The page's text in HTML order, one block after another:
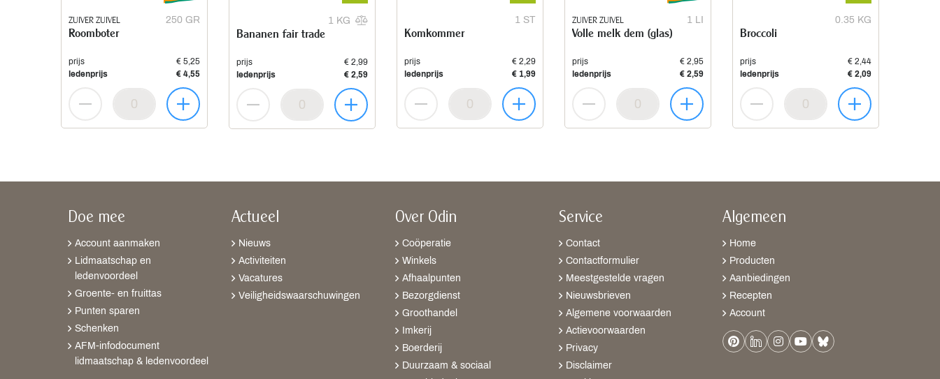
ZUIVER ZUIVEL 250 GR
Roomboter
prijs
€ 5,25
ledenprijs
€ 4,55
1 KG
Bananen fair trade
prijs
€ 2,99
ledenprijs
€ 2,59
1 ST
Komkommer
prijs
€ 2,29
ledenprijs
€ 1,99
ZUIVER ZUIVEL 1 LI
Volle melk dem (glas)
prijs
€ 2,95
ledenprijs
€ 2,59
0.35 KG
Broccoli
prijs
€ 2,44
ledenprijs
€ 2,09
Doe mee
Account aanmaken
Lidmaatschap en
ledenvoordeel
Groente- en fruittas
Punten sparen
Schenken
AFM-infodocument
lidmaatschap & ledenvoordeel
Actueel
Nieuws
Activiteiten
Vacatures
Veiligheidswaarschuwingen
Over Odin
Coöperatie
Winkels
Afhaalpunten
Bezorgdienst
Groothandel
Imkerij
Boerderij
Duurzaam & sociaal
Service
Contact
Contactformulier
Meestgestelde vragen
Nieuwsbrieven
Algemene voorwaarden
Actievoorwaarden
Privacy
Disclaimer
Algemeen
Home
Producten
Aanbiedingen
Recepten
Account